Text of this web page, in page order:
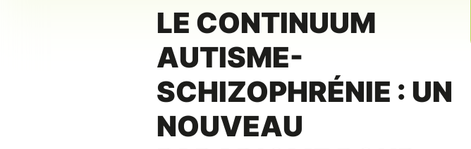
LE CONTINUUM
AUTISME-
SCHIZOPHRÉNIE : UN
NOUVEAU